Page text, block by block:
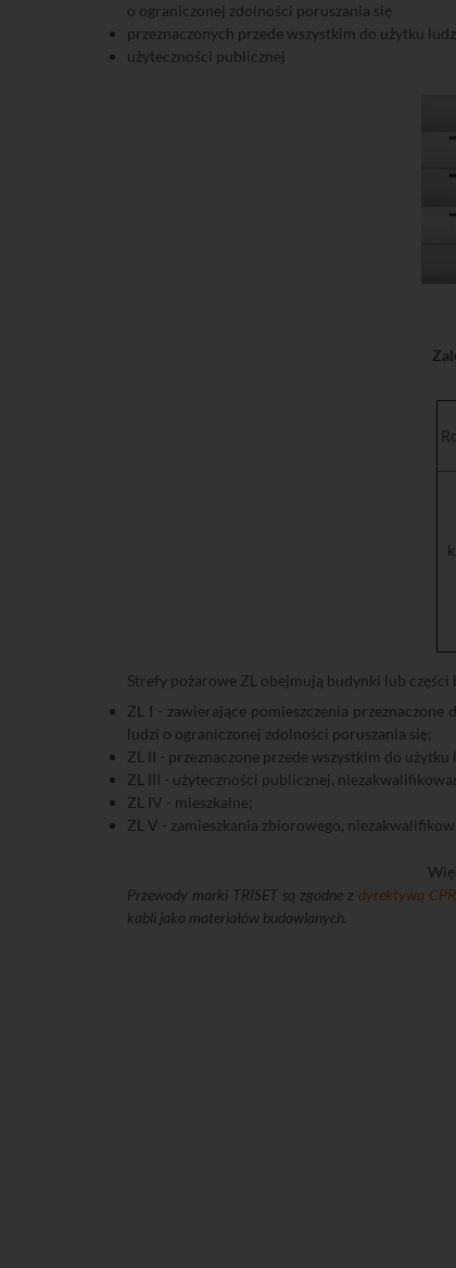
o ograniczonej zdolności poruszania się
przeznaczonych przede wszystkim do użytku
użyteczności publicznej
Strefy pożarowe ZL obejmują budynki lub części
ZL I - zawierające pomieszczenia
ludzi o ograniczonej zdolności poruszania się;
ZL II - przeznaczone przede wszystkim do
ZL III - użyteczności publicznej,
ZL IV - mieszkalne;
ZL V - zamieszkania zbiorowego,
Przewody marki TRISET są zgodne z dyrektywą CPR
kabli jako materiałów budowlanych.